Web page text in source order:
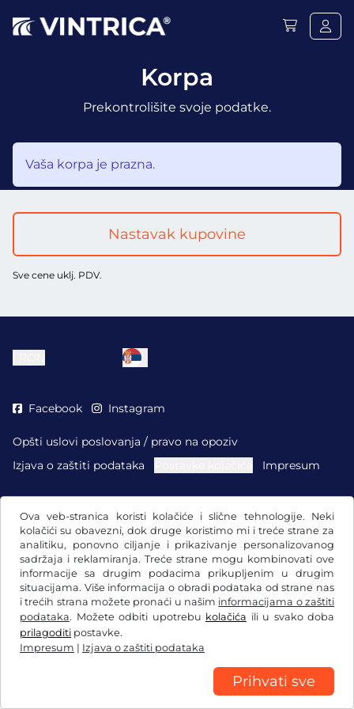
Ova veb-stranica koristi kolačiće i slične tehnologije. Neki
kolačići su obavezni, dok druge koristimo mi i treće strane za
analitiku, ponovno ciljanje i prikazivanje personalizovanog
sadržaja i reklamiranja. Treće strane mogu kombinovati ove
informacije sa drugim podacima prikupljenim u drugim
situacijama. Više informacija o obradi podataka od strane nas
i trećih strana možete pronaći u našim informacijama o zaštiti
podataka. Možete odbiti upotrebu kolačića ili u svako doba
prilagoditi postavke.
Impresum | Izjava o zaštiti podataka
Prihvati sve
Korpa
Prekontrolišite svoje podatke.
Vaša korpa je prazna.
Nastavak kupovine
Sve cene uklj. PDV.
Facebook Instagram
Opšti uslovi poslovanja / pravo na opoziv
Izjava o zaštiti podataka
Impresum